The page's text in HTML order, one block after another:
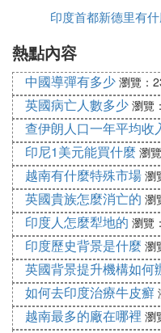
印度首都新德里有
熱點內容
中國導彈有多少 瀏覽：
英國病亡人數多少 瀏覽
查伊朗人口一年平均收
印尼1美元能買什麼 瀏
越南有什麼特殊市場 瀏
英國貴族怎麼消亡的 瀏
印度人怎麼犁地的 瀏覽
印度歷史背景是什麼 瀏
英國背景提升機構如何
如何去印度治療牛皮癬
越南最多的廠在哪裡 瀏